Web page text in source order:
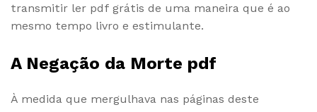
transmitir ler pdf grátis de uma maneira que é ao
mesmo tempo livro e estimulante.
A Negação da Morte pdf
À medida que mergulhava nas páginas deste